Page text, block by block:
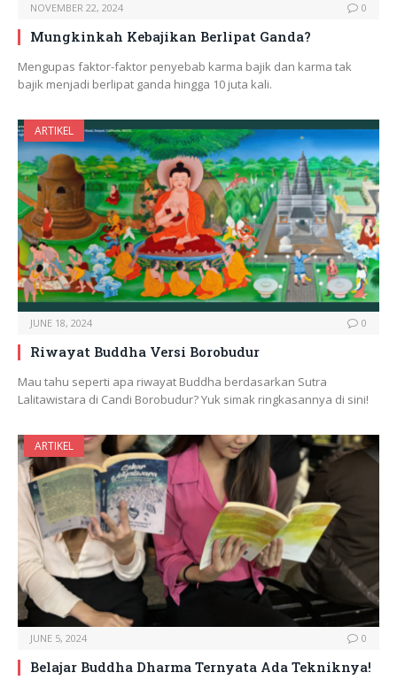
NOVEMBER 22, 2024 0
Mungkinkah Kebajikan Berlipat Ganda?
Mengupas faktor-faktor penyebab karma bajik dan karma tak
bajik menjadi berlipat ganda hingga 10 juta kali.
ARTIKEL
JUNE 18, 2024 0
Riwayat Buddha Versi Borobudur
Mau tahu seperti apa riwayat Buddha berdasarkan Sutra
Lalitawistara di Candi Borobudur? Yuk simak ringkasannya di sini!
ARTIKEL
JUNE 5, 2024 0
Belajar Buddha Dharma Ternyata Ada Tekniknya!